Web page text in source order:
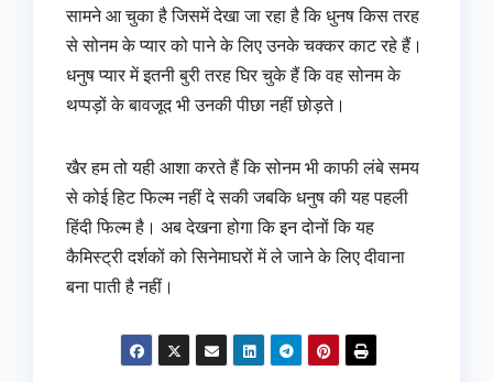
सामने आ चुका है जिसमें देखा जा रहा है कि धुनष किस तरह
से सोनम के प्‍यार को पाने के लिए उनके चक्‍कर काट रहे हैं।
धनुष प्‍यार में इतनी बुरी तरह घिर चुके हैं कि वह सोनम के
थप्‍पड़ों के बावजूद भी उनकी पीछा नहीं छोड़ते।
खैर हम तो यही आशा करते हैं कि सोनम भी काफी लंबे समय
से कोई हिट फिल्‍म नहीं दे सकी जबकि धनुष की यह पहली
हिंदी फिल्‍म है। अब देखना होगा कि इन दोनों कि यह
कैमिस्‍ट्री दर्शकों को सिनेमाघरों में ले जाने के लिए दीवाना
बना पाती है नहीं।